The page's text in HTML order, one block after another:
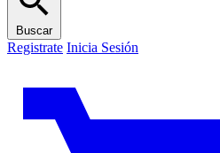
Buscar
Registrate Inicia Sesión